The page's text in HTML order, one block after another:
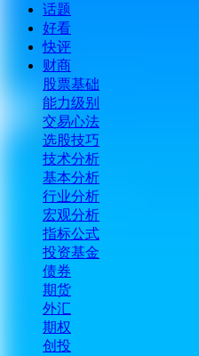
话题
好看
快评
财商
股票基础
能力级别
交易心法
选股技巧
技术分析
基本分析
行业分析
宏观分析
指标公式
投资基金
债券
期货
外汇
期权
创投